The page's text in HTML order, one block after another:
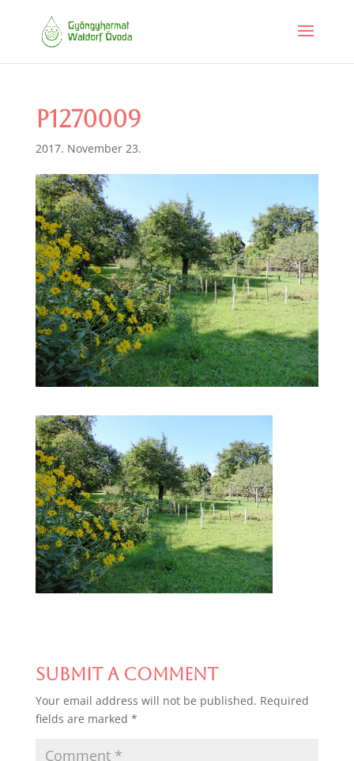
P1270009
2017. November 23.
Submit a Comment
Your email address will not be published. Required
fields are marked *